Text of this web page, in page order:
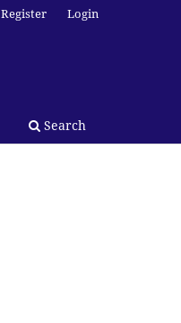
Search
Register Login